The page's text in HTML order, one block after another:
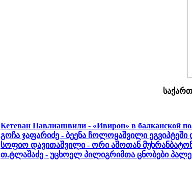
Кетеван Павлиашвили - «Ивирон» в балканской
გოჩა ჯაფარიძე - ბეენა ჩოლოყაშვილი ეგვიპტეში
სოფიო დავითაშვილი - ორი აშოთან
თ.ტლაშაძე - უცხოელ პილიგრიმთა ცნობები